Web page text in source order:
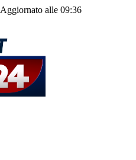
Aggiornato alle 09:36